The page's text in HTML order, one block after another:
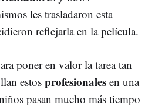
les trasladaron esta
reflejarla en la película.
poner en valor la tarea tan
estos profesionales en una
pasan mucho más tiempo